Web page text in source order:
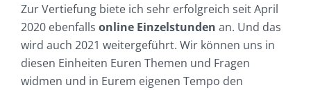
Zur Vertiefung biete ich sehr erfolgreich seit April
2020 ebenfalls online Einzelstunden an. Und das
wird auch 2021 weitergeführt. Wir können uns in
diesen Einheiten Euren Themen und Fragen
widmen und in Eurem eigenen Tempo den